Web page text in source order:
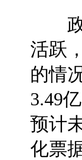
政
活跃
的情
3.49
预计
化票